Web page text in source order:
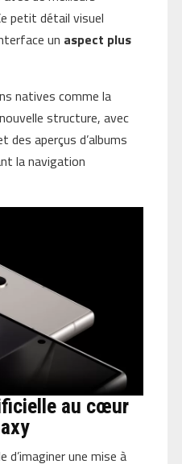
petit détail visuel
un aspect plus
natives comme la
structure, avec
des aperçus d’albums
la navigation
au cœur
d’imaginer une mise à